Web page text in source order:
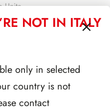
Unita
NOT IN ITALY
only in selected
country is not
contact